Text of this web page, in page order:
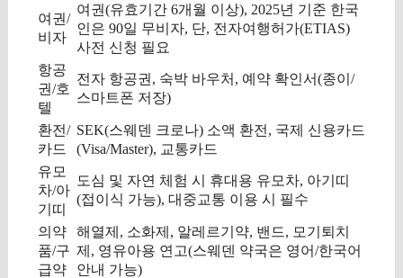
여권/
비자
여권(유효기간 6개월 이상), 2025년 기준 한국
인은 90일 무비자, 단, 전자여행허가(ETIAS)
사전 신청 필요
항공
권/호
텔
전자 항공권, 숙박 바우처, 예약 확인서(종이/
스마트폰 저장)
환전/
카드
SEK(스웨덴 크로나) 소액 환전, 국제 신용카드
(Visa/Master), 교통카드
유모
차/아
기띠
도심 및 자연 체험 시 휴대용 유모차, 아기띠
(접이식 가능), 대중교통 이용 시 필수
의약
품/구
급약
해열제, 소화제, 알레르기약, 밴드, 모기퇴치
제, 영유아용 연고(스웨덴 약국은 영어/한국어
안내 가능)